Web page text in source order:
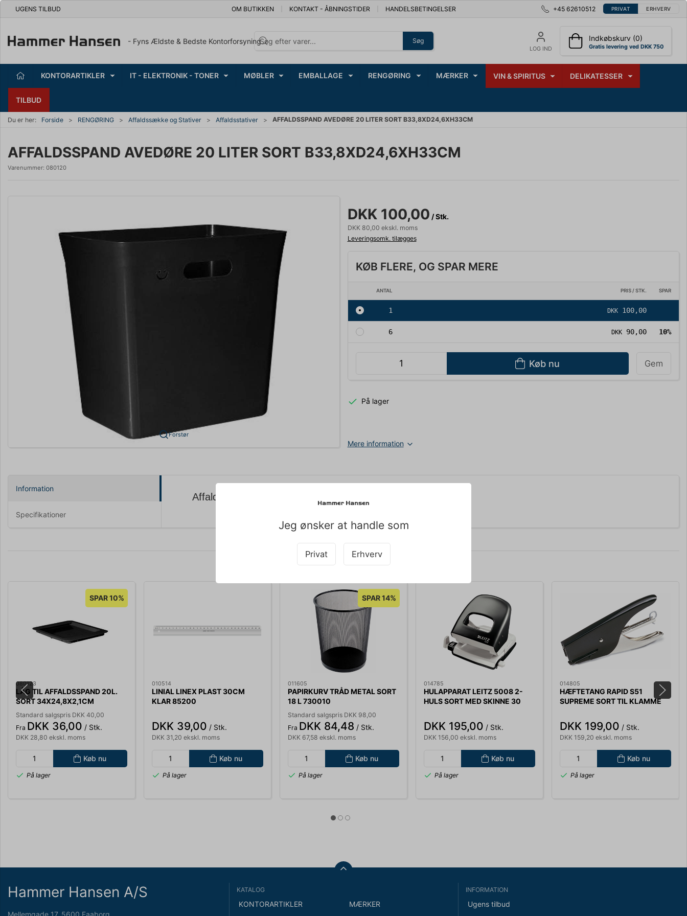
UGENS TILBUD OM BUTIKKEN KONTAKT - ÅBNINGSTIDER HANDELSBETINGELSER +45 62610512 PRIVAT ERHVERV
- Fyns Ældste & Bedste Kontorforsyning Søg
LOG IND
Indkøbskurv (0)
Gratis levering ved DKK 750
KONTORARTIKLER IT - ELEKTRONIK - TONER MØBLER EMBALLAGE RENGØRING MÆRKER VIN & SPIRITUS DELIKATESSER
TILBUD
Du er her: Forside RENGØRING Affaldssække og Stativer Affaldsstativer AFFALDSSPAND AVEDØRE 20 LITER SORT B33,8XD24,6XH33CM
Jeg ønsker at handle som
Privat Erhverv
AFFALDSSPAND AVEDØRE 20 LITER SORT B33,8XD24,6XH33CM
Varenummer: 080120
Forstør
DKK 100,00 / Stk.
DKK 80,00 ekskl. moms
Leveringsomk. tilægges
KØB FLERE, OG SPAR MERE
ANTAL PRIS / STK. SPAR
Køb nu Gem
1 DKK 100,00
6 DKK 90,00 10%
På lager
Mere information
Information
Specifikationer
Affaldsspand Avedøre 20 ltr Genbrugsplast
Køb sammen med det her produkt
SPAR 10%
080123
LÅG TIL AFFALDSSPAND 20L.
SORT 34X24,8X2,1CM
AVEDØRE
Standard salgspris DKK 40,00
Fra DKK 36,00 / Stk.
DKK 28,80 ekskl. moms
Køb nu
På lager
010514
LINIAL LINEX PLAST 30CM
KLAR 85200
DKK 39,00 / Stk.
DKK 31,20 ekskl. moms
Køb nu
På lager
SPAR 14%
011605
PAPIRKURV TRÅD METAL SORT
18 L 730010
Standard salgspris DKK 98,00
Fra DKK 84,48 / Stk.
DKK 67,58 ekskl. moms
Køb nu
På lager
014785
HULAPPARAT LEITZ 5008 2-
HULS SORT MED SKINNE 30
DKK 195,00 / Stk.
DKK 156,00 ekskl. moms
Køb nu
På lager
014805
HÆFTETANG RAPID S51
SUPREME SORT TIL KLAMME
DKK 199,00 / Stk.
DKK 159,20 ekskl. moms
Køb nu
På lager
Hammer Hansen A/S
Mellemgade 17, 5600 Faaborg
KATALOG
KONTORARTIKLER
MÆRKER
INFORMATION
Ugens tilbud